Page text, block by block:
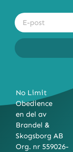
No Limit
Obedience
en del av
Brandel &
Skogsborg AB
Org. nr 559026-